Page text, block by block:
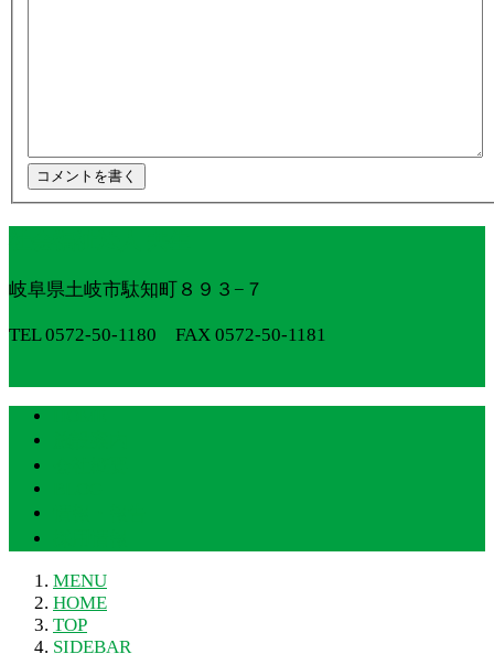
岐阜県土岐市駄知町８９３−７
TEL 0572-50-1180 FAX 0572-50-1181
MENU
HOME
TOP
SIDEBAR